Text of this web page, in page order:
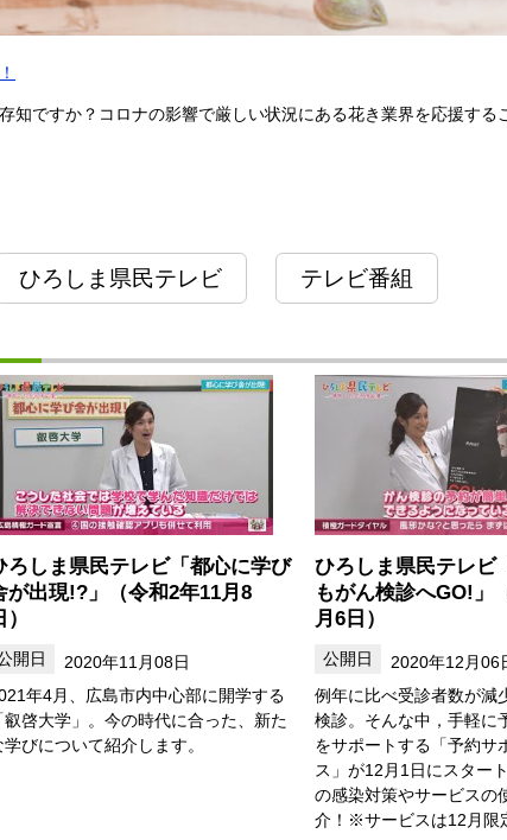
知ですか？コロナの影響で厳しい状況にある花き業界を応援す
ひろしま県民テレビ テレビ番組
ろしま県民テレビ「都心に学び
が出現!?」（令和2年11月8
）
2020年11月08日
年4月、広島市内中心部に開学する
叡啓大学」。今の時代に合った、新た
学びについて紹介します。
ひろしま県民テレビ
もがん検診へGO!」
月6日）
2020年12月06
例年に比べ受診者数が減
検診。そんな中，手軽に
をサポートする「予約サ
ス」が12月1日にスター
の感染対策やサービスの
介！※サービスは12月限